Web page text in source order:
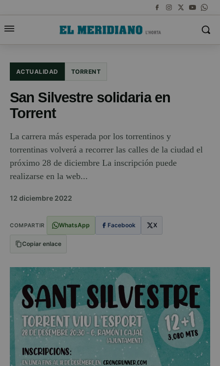
ACTUALIDAD TORRENT
San Silvestre solidaria en
Torrent
La carrera más esperada por los torrentinos y
torrentinas volverá a recorrer las calles de la ciudad el
próximo 28 de diciembre La inscripción puede
realizarse en la web...
12 diciembre 2022
COMPARTIR WhatsApp Facebook X
Copiar enlace